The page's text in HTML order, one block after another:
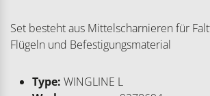
Set besteht aus Mittelscharnieren für
Flügeln und Befestigungsmaterial
Type: WINGLINE L